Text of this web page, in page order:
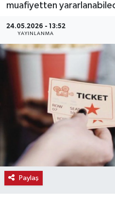
muafiyetten
24.05.2026 - 13:52
YAYINLANMA
Paylaş
Haber
Kültür-Sanat
Magazin
Resmi İlanlar
Sağlık